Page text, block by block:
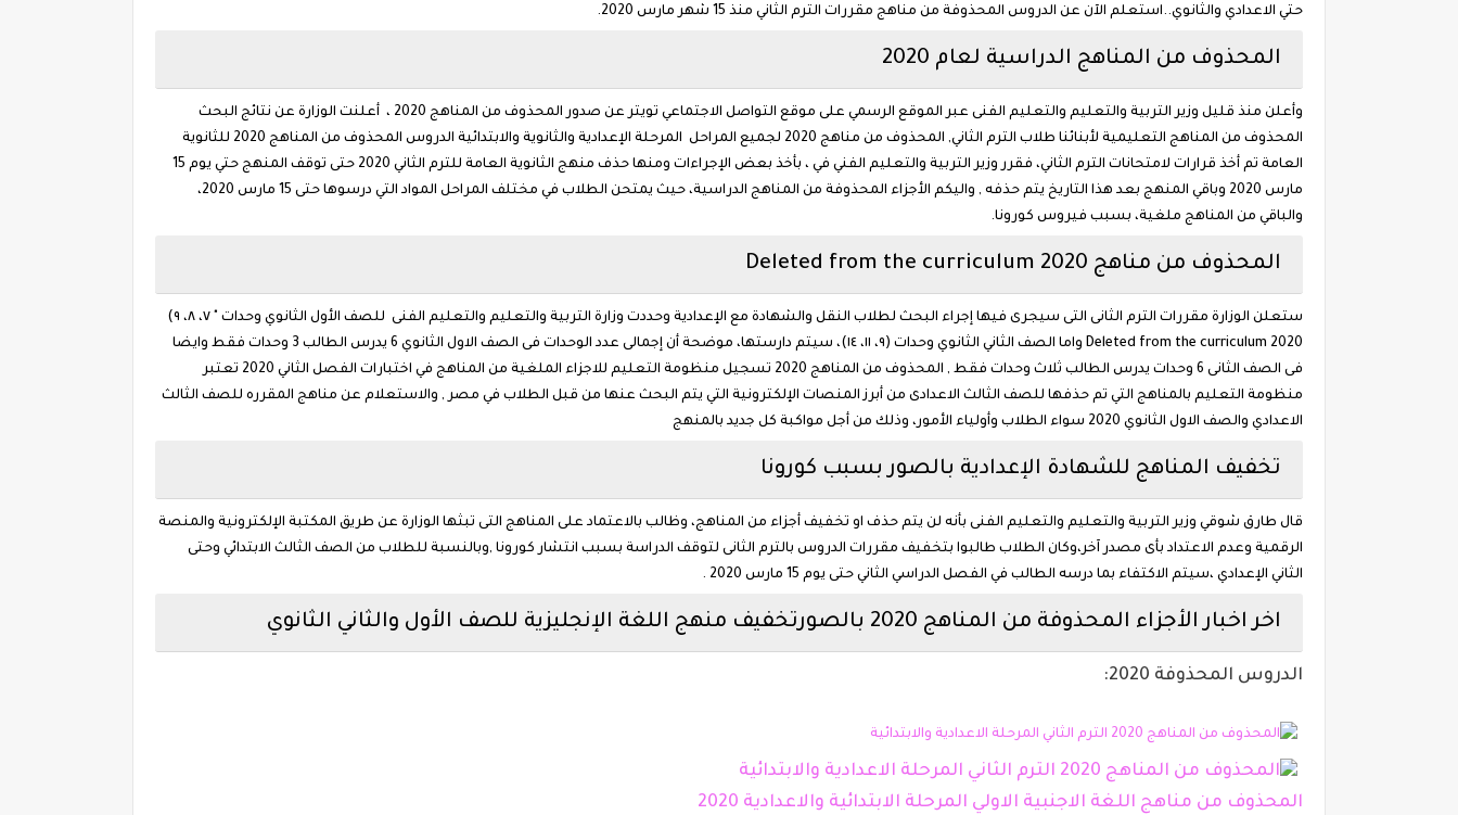
حتي الاعدادي والثانوي..استعلم الآن عن الدروس المحذوفة من مناهج مقررات الترم الثاني منذ 15 شهر مارس 2020.
المحذوف من المناهج الدراسية لعام 2020
وأعلن منذ قليل وزير التربية والتعليم والتعليم الفنى عبر الموقع الرسمي على موقع التواصل الاجتماعي تويتر عن صدور المحذوف من المناهج 2020 ، أعلنت الوزارة عن نتائج البحث
المحذوف من المناهج التعليمية لأبنائنا طلاب الترم الثاني, المحذوف من مناهج 2020 لجميع المراحل المرحلة الإعدادية والثانوية والابتدائية الدروس المحذوف من المناهج 2020 للثانوية
العامة تم أخذ قرارات لامتحانات الترم الثاني، فقرر وزير التربية والتعليم الفني في ، بأخذ بعض الإجراءات ومنها حذف منهج الثانوية العامة للترم الثاني 2020 حتى توقف المنهج حتي يوم 15
مارس 2020 وباقي المنهج بعد هذا التاريخ يتم حذفه , واليكم الأجزاء المحذوفة من المناهج الدراسية، حيث يمتحن الطلاب في مختلف المراحل المواد التي درسوها حتى 15 مارس 2020،
والباقي من المناهج ملغية، بسبب فيروس كورونا.
المحذوف من مناهج 2020 Deleted from the curriculum
ستعلن الوزارة مقررات الترم الثانى التى سيجرى فيها إجراء البحث لطلاب النقل والشهادة مع الإعدادية وحددت وزارة التربية والتعليم والتعليم الفنى للصف الأول الثانوي وحدات " ٧، ٨، ٩)
Deleted from the curriculum 2020 واما الصف الثاني الثانوي وحدات (٩، ١١، ١٤)، سيتم دارستها، موضحة أن إجمالى عدد الوحدات فى الصف الاول الثانوي 6 يدرس الطالب 3 وحدات فقط وايضا
فى الصف الثانى 6 وحدات يدرس الطالب ثلاث وحدات فقط , المحذوف من المناهج 2020 تسجيل منظومة التعليم للاجزاء الملغية من المناهج في اختبارات الفصل الثاني 2020 تعتبر
منظومة التعليم بالمناهج التي تم حذفها للصف الثالث الاعدادى من أبرز المنصات الإلكترونية التي يتم البحث عنها من قبل الطلاب في مصر , والاستعلام عن مناهج المقرره للصف الثالث
الاعدادي والصف الاول الثانوي 2020 سواء الطلاب وأولياء الأمور، وذلك من أجل مواكبة كل جديد بالمنهج
تخفيف المناهج للشهادة الإعدادية بالصور بسبب كورونا
قال طارق شوقي وزير التربية والتعليم والتعليم الفنى بأنه لن يتم حذف او تخفيف أجزاء من المناهج، وظالب بالاعتماد على المناهج التى تبثها الوزارة عن طريق المكتبة الإلكترونية والمنصة
الرقمية وعدم الاعتداد بأى مصدر آخر،وكان الطلاب طالبوا بتخفيف مقررات الدروس بالترم الثانى لتوقف الدراسة بسبب انتشار كورونا ,وبالنسبة للطلاب من الصف الثالث الابتدائي وحتى
الثاني الإعدادي ،سيتم الاكتفاء بما درسه الطالب في الفصل الدراسي الثاني حتى يوم 15 مارس 2020 .
اخر اخبار الأجزاء المحذوفة من المناهج 2020 بالصورتخفيف منهج اللغة الإنجليزية للصف الأول والثاني الثانوي
الدروس المحذوفة 2020:
المحذوف من مناهج اللغة الاجنبية الاولي المرحلة الابتدائية والاعدادية 2020